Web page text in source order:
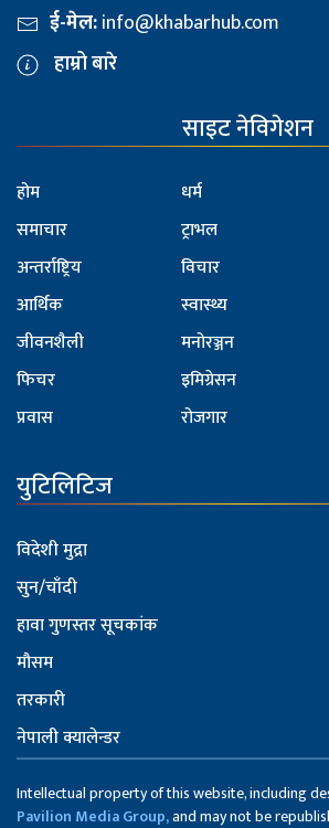
ई-मेल:info@khabarhub.com
हाम्रो बारे
साइट नेविगेशन
होम
समाचार
अन्तर्राष्ट्रिय
आर्थिक
जीवनशैली
फिचर
प्रवास
धर्म
ट्राभल
विचार
स्वास्थ्य
मनोरञ्जन
इमिग्रेसन
रोजगार
युटिलिटिज
विदेशी मुद्रा
सुन/चाँदी
हावा गुणस्तर सूचकांक
मौसम
तरकारी
नेपाली क्यालेन्डर
Intellectual property of this website, including
Pavilion Media Group,and may not be